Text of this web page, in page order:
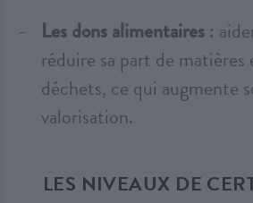
Les dons alimentaires :
réduire sa part de matières
déchets, ce qui augmente
valorisation.
LES NIVEAUX DE